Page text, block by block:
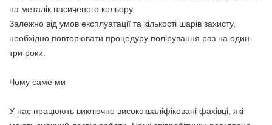
на металік насиченого кольору.
Залежно від умов експлуатації та кількості шарів захисту,
необхідно повторювати процедуру полірування раз на один-
три роки.
Чому саме ми
У нас працюють виключно висококваліфіковані фахівці, які